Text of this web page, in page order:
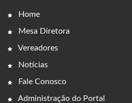
Home
Mesa Diretora
Vereadores
Notícias
Fale Conosco
Administração do Portal